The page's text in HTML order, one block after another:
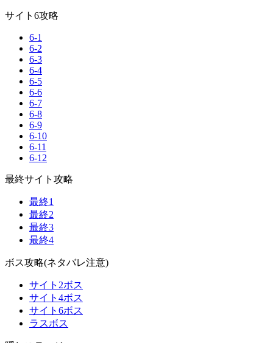
サイト6攻略
6-1
6-2
6-3
6-4
6-5
6-6
6-7
6-8
6-9
6-10
6-11
6-12
最終サイト攻略
最終1
最終2
最終3
最終4
ボス攻略(ネタバレ注意)
サイト2ボス
サイト4ボス
サイト6ボス
ラスボス